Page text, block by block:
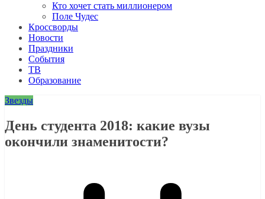
Кто хочет стать миллионером
Поле Чудес
Кроссворды
Новости
Праздники
События
ТВ
Образование
Звезды
День студента 2018: какие вузы
окончили знаменитости?